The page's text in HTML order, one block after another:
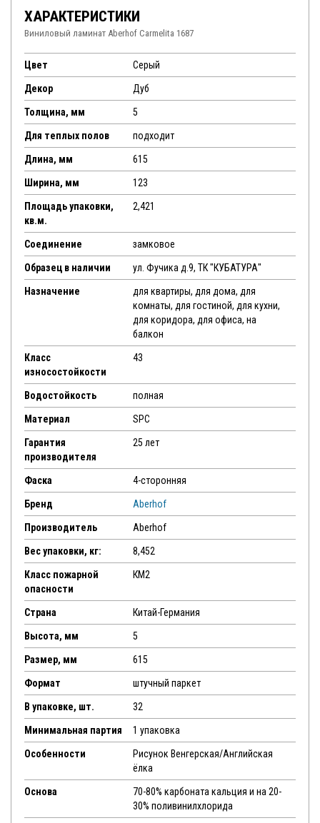
ХАРАКТЕРИСТИКИ
Виниловый ламинат Aberhof Carmelita 1687
Цвет Серый
Декор Дуб
Толщина, мм 5
Для теплых полов подходит
Длина, мм 615
Ширина, мм 123
Площадь упаковки,
кв.м.
2,421
Соединение замковое
Образец в наличии ул. Фучика д.9, ТК "КУБАТУРА"
Назначение
для квартиры, для дома, для
комнаты, для гостиной, для кухни,
для коридора, для офиса, на
балкон
Класс
износостойкости
43
Водостойкость полная
Материал SPC
Гарантия
производителя
25 лет
Фаска 4-сторонняя
Бренд Aberhof
Производитель Aberhof
Вес упаковки, кг: 8,452
Класс пожарной
опасности
КМ2
Страна Китай-Германия
Высота, мм 5
Размер, мм 615
Формат штучный паркет
В упаковке, шт. 32
Минимальная партия 1 упаковка
Особенности
Рисунок Венгерская/Английская
ёлка
Основа
70-80% карбоната кальция и на 20-
30% поливинилхлорида